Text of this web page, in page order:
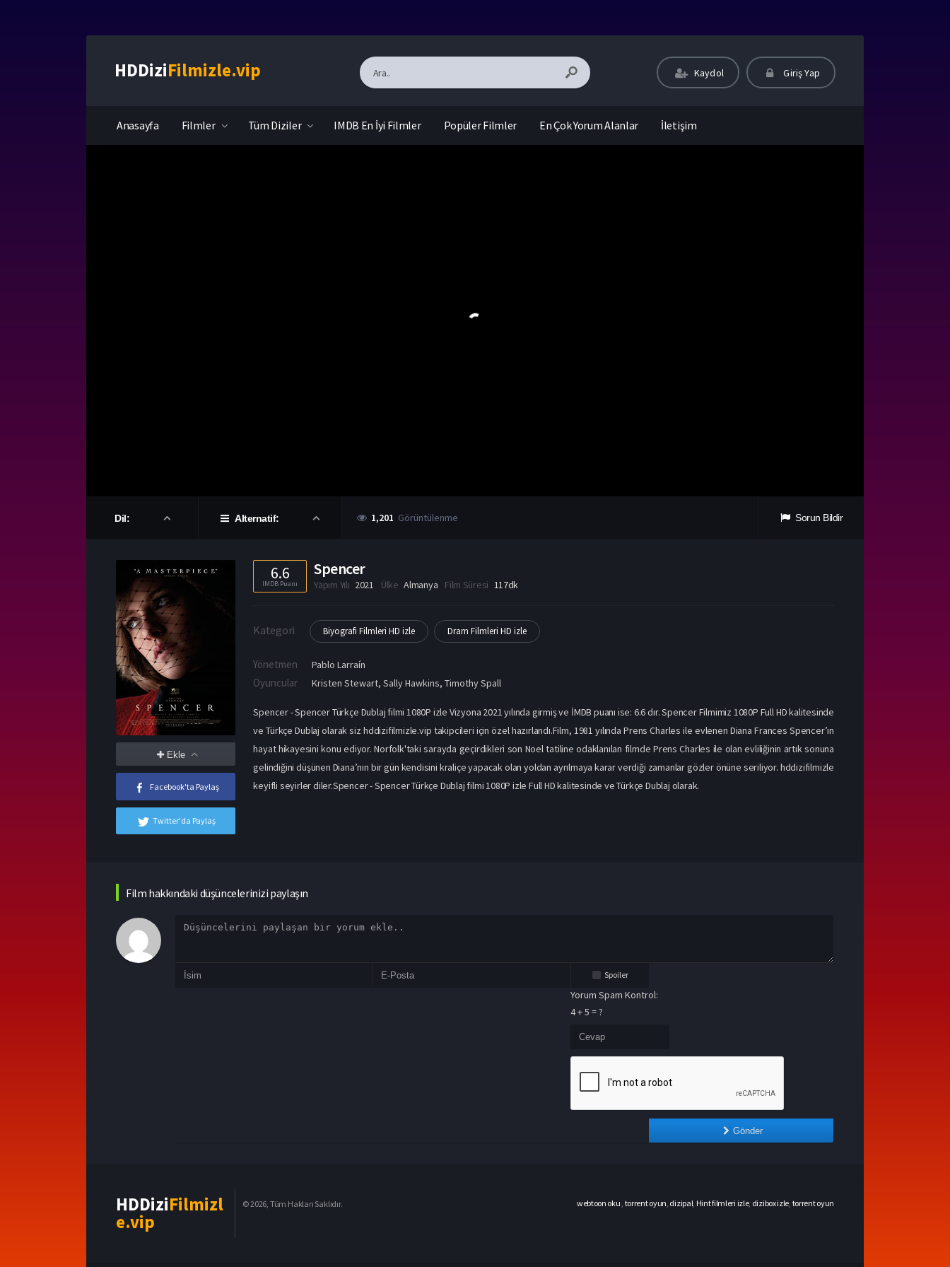
HDDiziFilmizle.vip Kaydol Giriş Yap
Anasayfa Filmler Tüm Diziler IMDB En İyi Filmler Popüler Filmler En Çok Yorum Alanlar İletişim
Dil: Alternatif: 1,201 Görüntülenme Sorun Bildir
Ekle
Facebook'ta Paylaş
Twitter'da Paylaş
6.6
IMDB Puanı
Spencer
Yapım Yılı 2021 Ülke Almanya Film Süresi 117dk
Kategori Biyografi Filmleri HD izle Dram Filmleri HD izle
Yönetmen Pablo Larraín
Oyuncular Kristen Stewart,Sally Hawkins,Timothy Spall
Spencer - Spencer Türkçe Dublaj filmi 1080P izle Vizyona 2021 yılında girmiş ve İMDB puanı ise: 6.6 dır. Spencer Filmimiz 1080P Full HD kalitesinde
ve Türkçe Dublaj olarak siz hddizifilmizle.vip takipcileri için özel hazırlandı.Film, 1981 yılında Prens Charles ile evlenen Diana Frances Spencer’ın
hayat hikayesini konu ediyor. Norfolk'taki sarayda geçirdikleri son Noel tatiline odaklanılan filmde Prens Charles ile olan evliliğinin artık sonuna
gelindiğini düşünen Diana’nın bir gün kendisini kraliçe yapacak olan yoldan ayrılmaya karar verdiği zamanlar gözler önüne seriliyor. hddizifilmizle
keyifli seyirler diler.Spencer - Spencer Türkçe Dublaj filmi 1080P izle Full HD kalitesinde ve Türkçe Dublaj olarak.
Film hakkındaki düşüncelerinizi paylaşın
Spoiler
Yorum Spam Kontrol:
4 + 5 = ?
Gönder
HDDiziFilmizl
e.vip
© 2026, Tüm Hakları Saklıdır. webtoon oku, torrent oyun, dizipal, Hint filmleri izle, dizibox izle, torrent oyun